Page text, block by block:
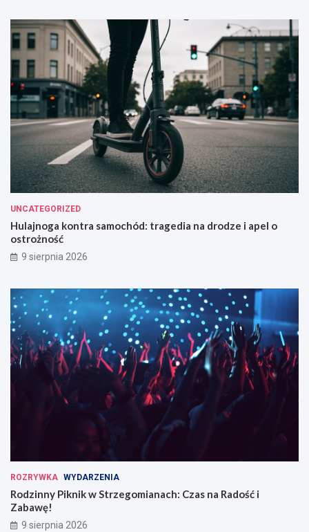
UNCATEGORIZED
Hulajnoga kontra samochód: tragedia na drodze i apel o
ostrożność
9 sierpnia 2026
ROZRYWKA WYDARZENIA
Rodzinny Piknik w Strzegomianach: Czas na Radość i
Zabawę!
9 sierpnia 2026